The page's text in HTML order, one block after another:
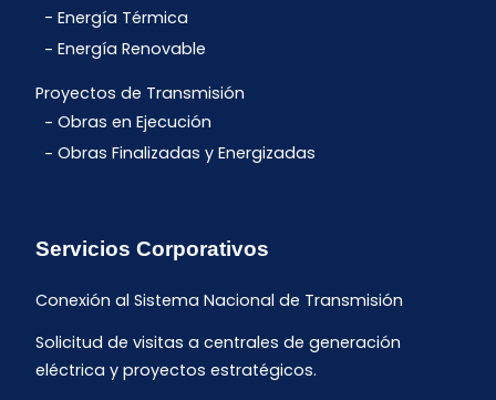
Energía Térmica
Energía Renovable
Proyectos de Transmisión
Obras en Ejecución
Obras Finalizadas y Energizadas
Servicios Corporativos
Conexión al Sistema Nacional de Transmisión
Solicitud de visitas a centrales de generación
eléctrica y proyectos estratégicos.